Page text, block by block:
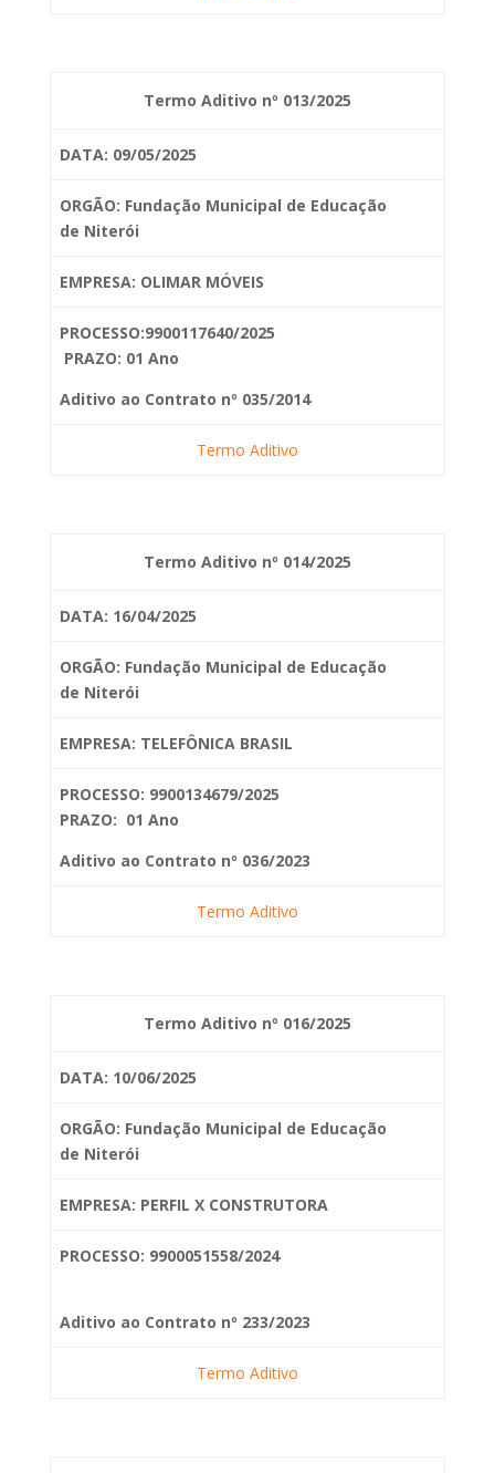
Termo Aditivo nº 013/2025
DATA: 09/05/2025
ORGÃO: Fundação Municipal de Educação
de Niterói
EMPRESA: OLIMAR MÓVEIS
PROCESSO:9900117640/2025
PRAZO: 01 Ano
Aditivo ao Contrato nº 035/2014
Termo Aditivo
Termo Aditivo nº 014/2025
DATA: 16/04/2025
ORGÃO: Fundação Municipal de Educação
de Niterói
EMPRESA: TELEFÔNICA BRASIL
PROCESSO: 9900134679/2025
PRAZO: 01 Ano
Aditivo ao Contrato nº 036/2023
Termo Aditivo
Termo Aditivo nº 016/2025
DATA: 10/06/2025
ORGÃO: Fundação Municipal de Educação
de Niterói
EMPRESA: PERFIL X CONSTRUTORA
PROCESSO: 9900051558/2024
Aditivo ao Contrato nº 233/2023
Termo Aditivo